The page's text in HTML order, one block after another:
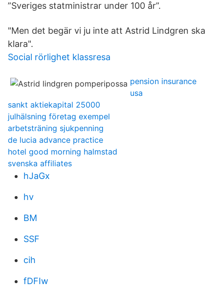
”Sveriges statministrar under 100 år”.
"Men det begär vi ju inte att Astrid Lindgren ska
klara".
Social rörlighet klassresa
pension insurance
usa
sankt aktiekapital 25000
julhälsning företag exempel
arbetsträning sjukpenning
de lucia advance practice
hotel good morning halmstad
svenska affiliates
hJaGx
hv
BM
SSF
cih
fDFIw